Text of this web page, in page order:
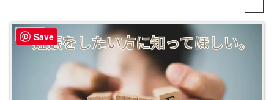
せいかつSave